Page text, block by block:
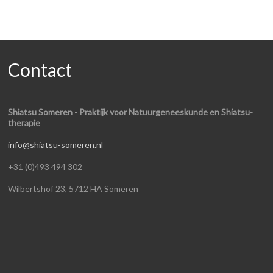
Contact
Shiatsu Someren - Praktijk voor Natuurgeneeskunde en Shiatsu-
therapie
info@shiatsu-someren.nl
+31 (0)493 494 302
Wilbertshof 23, 5712 HA Someren